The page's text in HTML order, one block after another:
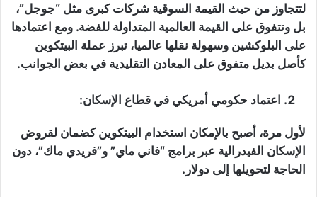
لتتجاوز من حيث القيمة السوقية شركات كبرى مثل “جوجل”،
بل وتتفوق على القيمة العالمية المتداولة للفضة. ومع اعتمادها
على البلوكشين وسهولة نقلها عالميا، تبرز عملة البيتكوين
كأصل بديل متفوق على المعادن التقليدية في بعض الجوانب.
اعتماد حكومي أمريكي في قطاع الإسكان:
لأول مرة، أصبح بالإمكان استخدام البيتكوين كضمان لقروض
الإسكان الفيدرالية عبر برامج “فاني ماي” و”فريدي ماك”، دون
الحاجة لتحويلها إلى دولار.